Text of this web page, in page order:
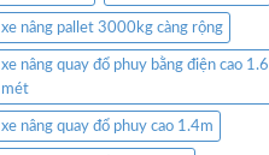
xe nâng pallet 3000kg càng rộng
xe nâng quay đổ phuy bằng điện cao 1.6
mét
xe nâng quay đổ phuy cao 1.4m